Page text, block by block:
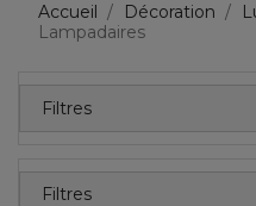
Accueil Décoration
Lampadaires
Filtres
Filtres